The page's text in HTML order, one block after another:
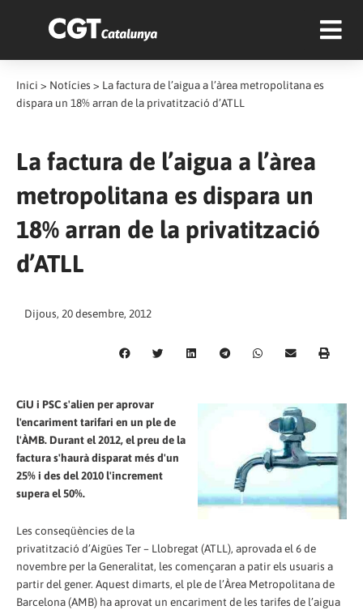
Inici > Notícies > La factura de l’aigua a l’àrea metropolitana es
dispara un 18% arran de la privatització d’ATLL
La factura de l’aigua a l’àrea
metropolitana es dispara un
18% arran de la privatització
d’ATLL
Dijous, 20 desembre, 2012
CiU i PSC s'alien per aprovar
l'encariment tarifari en un ple de
l'ÀMB. Durant el 2012, el preu de la
factura s'haurà disparat més d'un
25% i des del 2010 l'increment
supera el 50%.
Les conseqüències de la
privatització d’Aigües Ter – Llobregat (ATLL), aprovada el 6 de
novembre per la Generalitat, les començaran a patir els usuaris a
partir del gener. Aquest dimarts, el ple de l’Àrea Metropolitana de
Barcelona (AMB) ha aprovat un encariment de les tarifes de l’aigua